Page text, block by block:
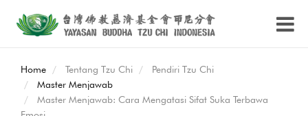
Home Tentang Tzu Chi
Pendiri Tzu Chi
Master Menjawab
Master Menjawab: Cara Mengatasi Sifat Suka Terbawa